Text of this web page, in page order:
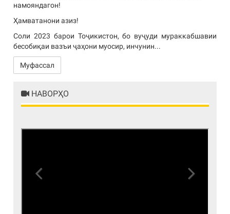
намояндагон!
Ҳамватанони азиз!
Соли 2023 барои Тоҷикистон, бо вуҷуди мураккабшавии
бесобиқаи вазъи ҷаҳони муосир, инчунин...
Муфассал
НАВОРҲО